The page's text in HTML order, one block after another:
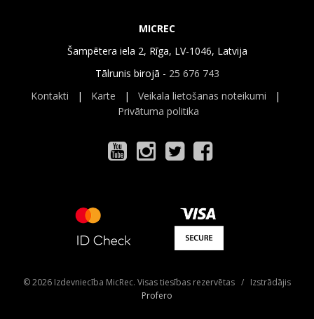
MICREC
Šampētera iela 2, Rīga, LV-1046, Latvija
Tālrunis birojā - 25 676 743
Kontakti | Karte | Veikala lietošanas noteikumi |
Privātuma politika
© 2026 Izdevniecība MicRec. Visas tiesības rezervētas / Izstrādājis
Profero